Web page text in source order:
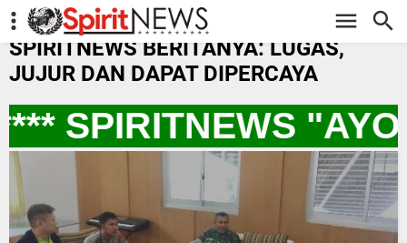
-->
SPIRITNEWS BERITANYA: LUGAS,
JUJUR DAN DAPAT DIPERCAYA
SPIRITNEWS "AYO